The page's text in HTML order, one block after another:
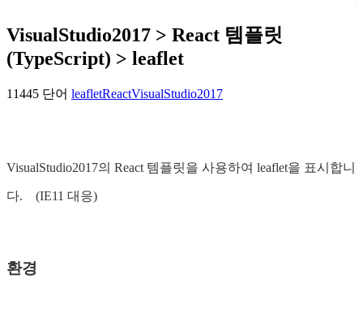
VisualStudio2017 > React 템플릿
(TypeScript) > leaflet
11445 단어 leafletReactVisualStudio2017
VisualStudio2017의 React 템플릿을 사용하여 leaflet을 표시합니
다. (IE11 대응)
환경